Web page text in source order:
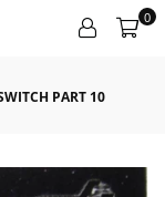
0
PART 10